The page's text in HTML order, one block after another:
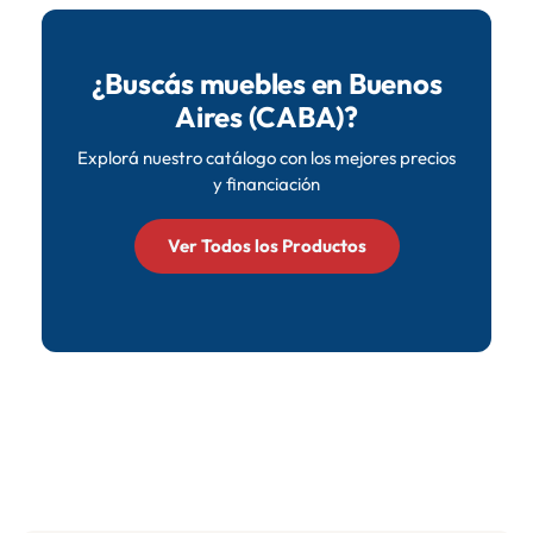
(CABA).
¿Buscás muebles en Buenos
Aires (CABA)?
Explorá nuestro catálogo con los mejores precios
y financiación
Ver Todos los Productos